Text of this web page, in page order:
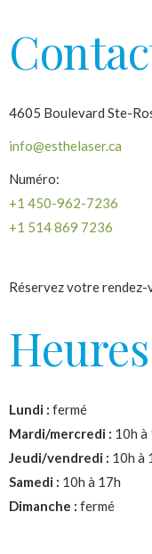
4605 Boulevard Ste-
info@esthelaser.ca
Numéro:
+1 450-962-7236
+1 514 869 7236
Réservez votre rendez-
Lundi : fermé
Mardi/mercredi : 10h à
Jeudi/vendredi : 10h à
Samedi : 10h à 17h
Dimanche : fermé